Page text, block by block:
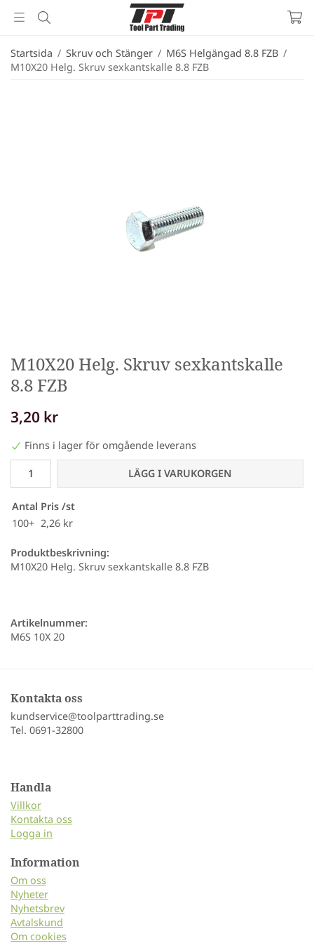
Startsida / Skruv och Stänger / M6S Helgängad 8.8 FZB /
M10X20 Helg. Skruv sexkantskalle 8.8 FZB
M10X20 Helg. Skruv sexkantskalle
8.8 FZB
3,20 kr
Finns i lager för omgående leverans
LÄGG I VARUKORGEN
Antal Pris /st
100+ 2,26 kr
Produktbeskrivning:
M10X20 Helg. Skruv sexkantskalle 8.8 FZB
Artikelnummer:
M6S 10X 20
Kontakta oss
kundservice@toolparttrading.se
Tel. 0691-32800
Handla
Villkor
Kontakta oss
Logga in
Information
Om oss
Nyheter
Nyhetsbrev
Avtalskund
Om cookies